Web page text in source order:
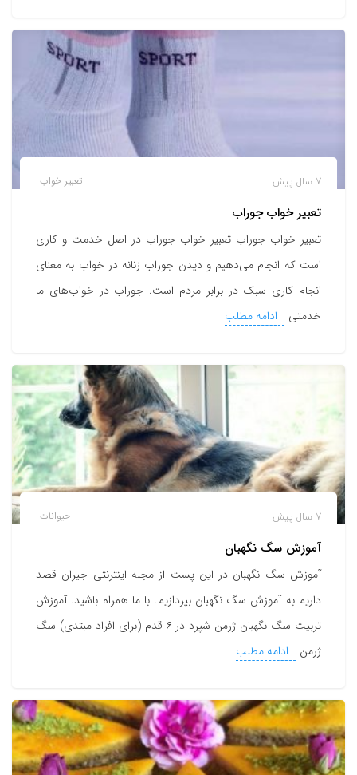
تعبیر خواب 7 سال پیش
تعبیر خواب جوراب
تعبیر خواب جوراب تعبیر خواب جوراب در اصل خدمت و کاری
است که انجام می‌دهیم و دیدن جوراب زنانه در خواب به معنای
انجام کاری سبک در برابر مردم است. جوراب در خواب‌های ما
خدمتی
ادامه مطلب
حیوانات 7 سال پیش
آموزش سگ نگهبان
آموزش سگ نگهبان در این پست از مجله اینترنتی جیران قصد
داریم به آموزش سگ نگهبان بپردازیم. با ما همراه باشید. آموزش
تربیت سگ نگهبان ژرمن شپرد در ۶ قدم (برای افراد مبتدی) سگ
ژرمن
ادامه مطلب